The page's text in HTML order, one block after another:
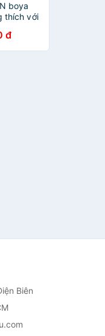
boya
thích với
đ
Biên